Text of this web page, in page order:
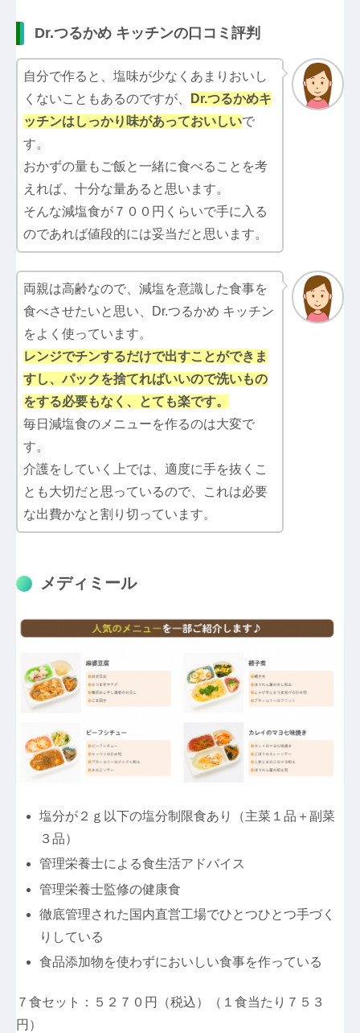
Dr.つるかめ キッチンの口コミ評判
自分で作ると、塩味が少なくあまりおいし
くないこともあるのですが、
Dr.つるかめキ
ッチンはしっかり味があっておいしいで
す。
おかずの量もご飯と一緒に食べることを考
えれば、十分な量あると思います。
そんな減塩食が７００円くらいで手に入る
のであれば値段的には妥当だと思います。
両親は高齢なので、減塩を意識した食事を
食べさせたいと思い、Dr.つるかめ キッチン
をよく使っています。
レンジでチンするだけで出すことができま
すし、パックを捨てればいいので洗いもの
をする必要もなく、とても楽です。
毎日減塩食のメニューを作るのは大変で
す。
介護をしていく上では、適度に手を抜くこ
とも大切だと思っているので、これは必要
な出費かなと割り切っています。
メディミール
塩分が２ｇ以下の塩分制限食あり（主菜１品＋副菜
３品）
管理栄養士による食生活アドバイス
管理栄養士監修の健康食
徹底管理された国内直営工場でひとつひとつ手づく
りしている
食品添加物を使わずにおいしい食事を作っている
７食セット：５２７０円（税込）（１食当たり７５３
円）